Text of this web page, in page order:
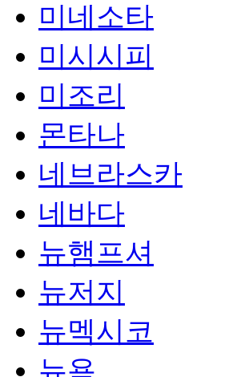
미네소타
미시시피
미조리
몬타나
네브라스카
네바다
뉴햄프셔
뉴저지
뉴멕시코